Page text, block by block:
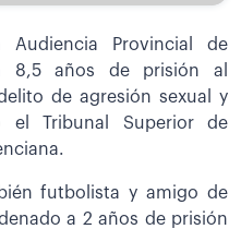
Provincial de
8,5 años de prisión al
de agresión sexual y
el Tribunal Superior de
futbolista y amigo de
a 2 años de prisión